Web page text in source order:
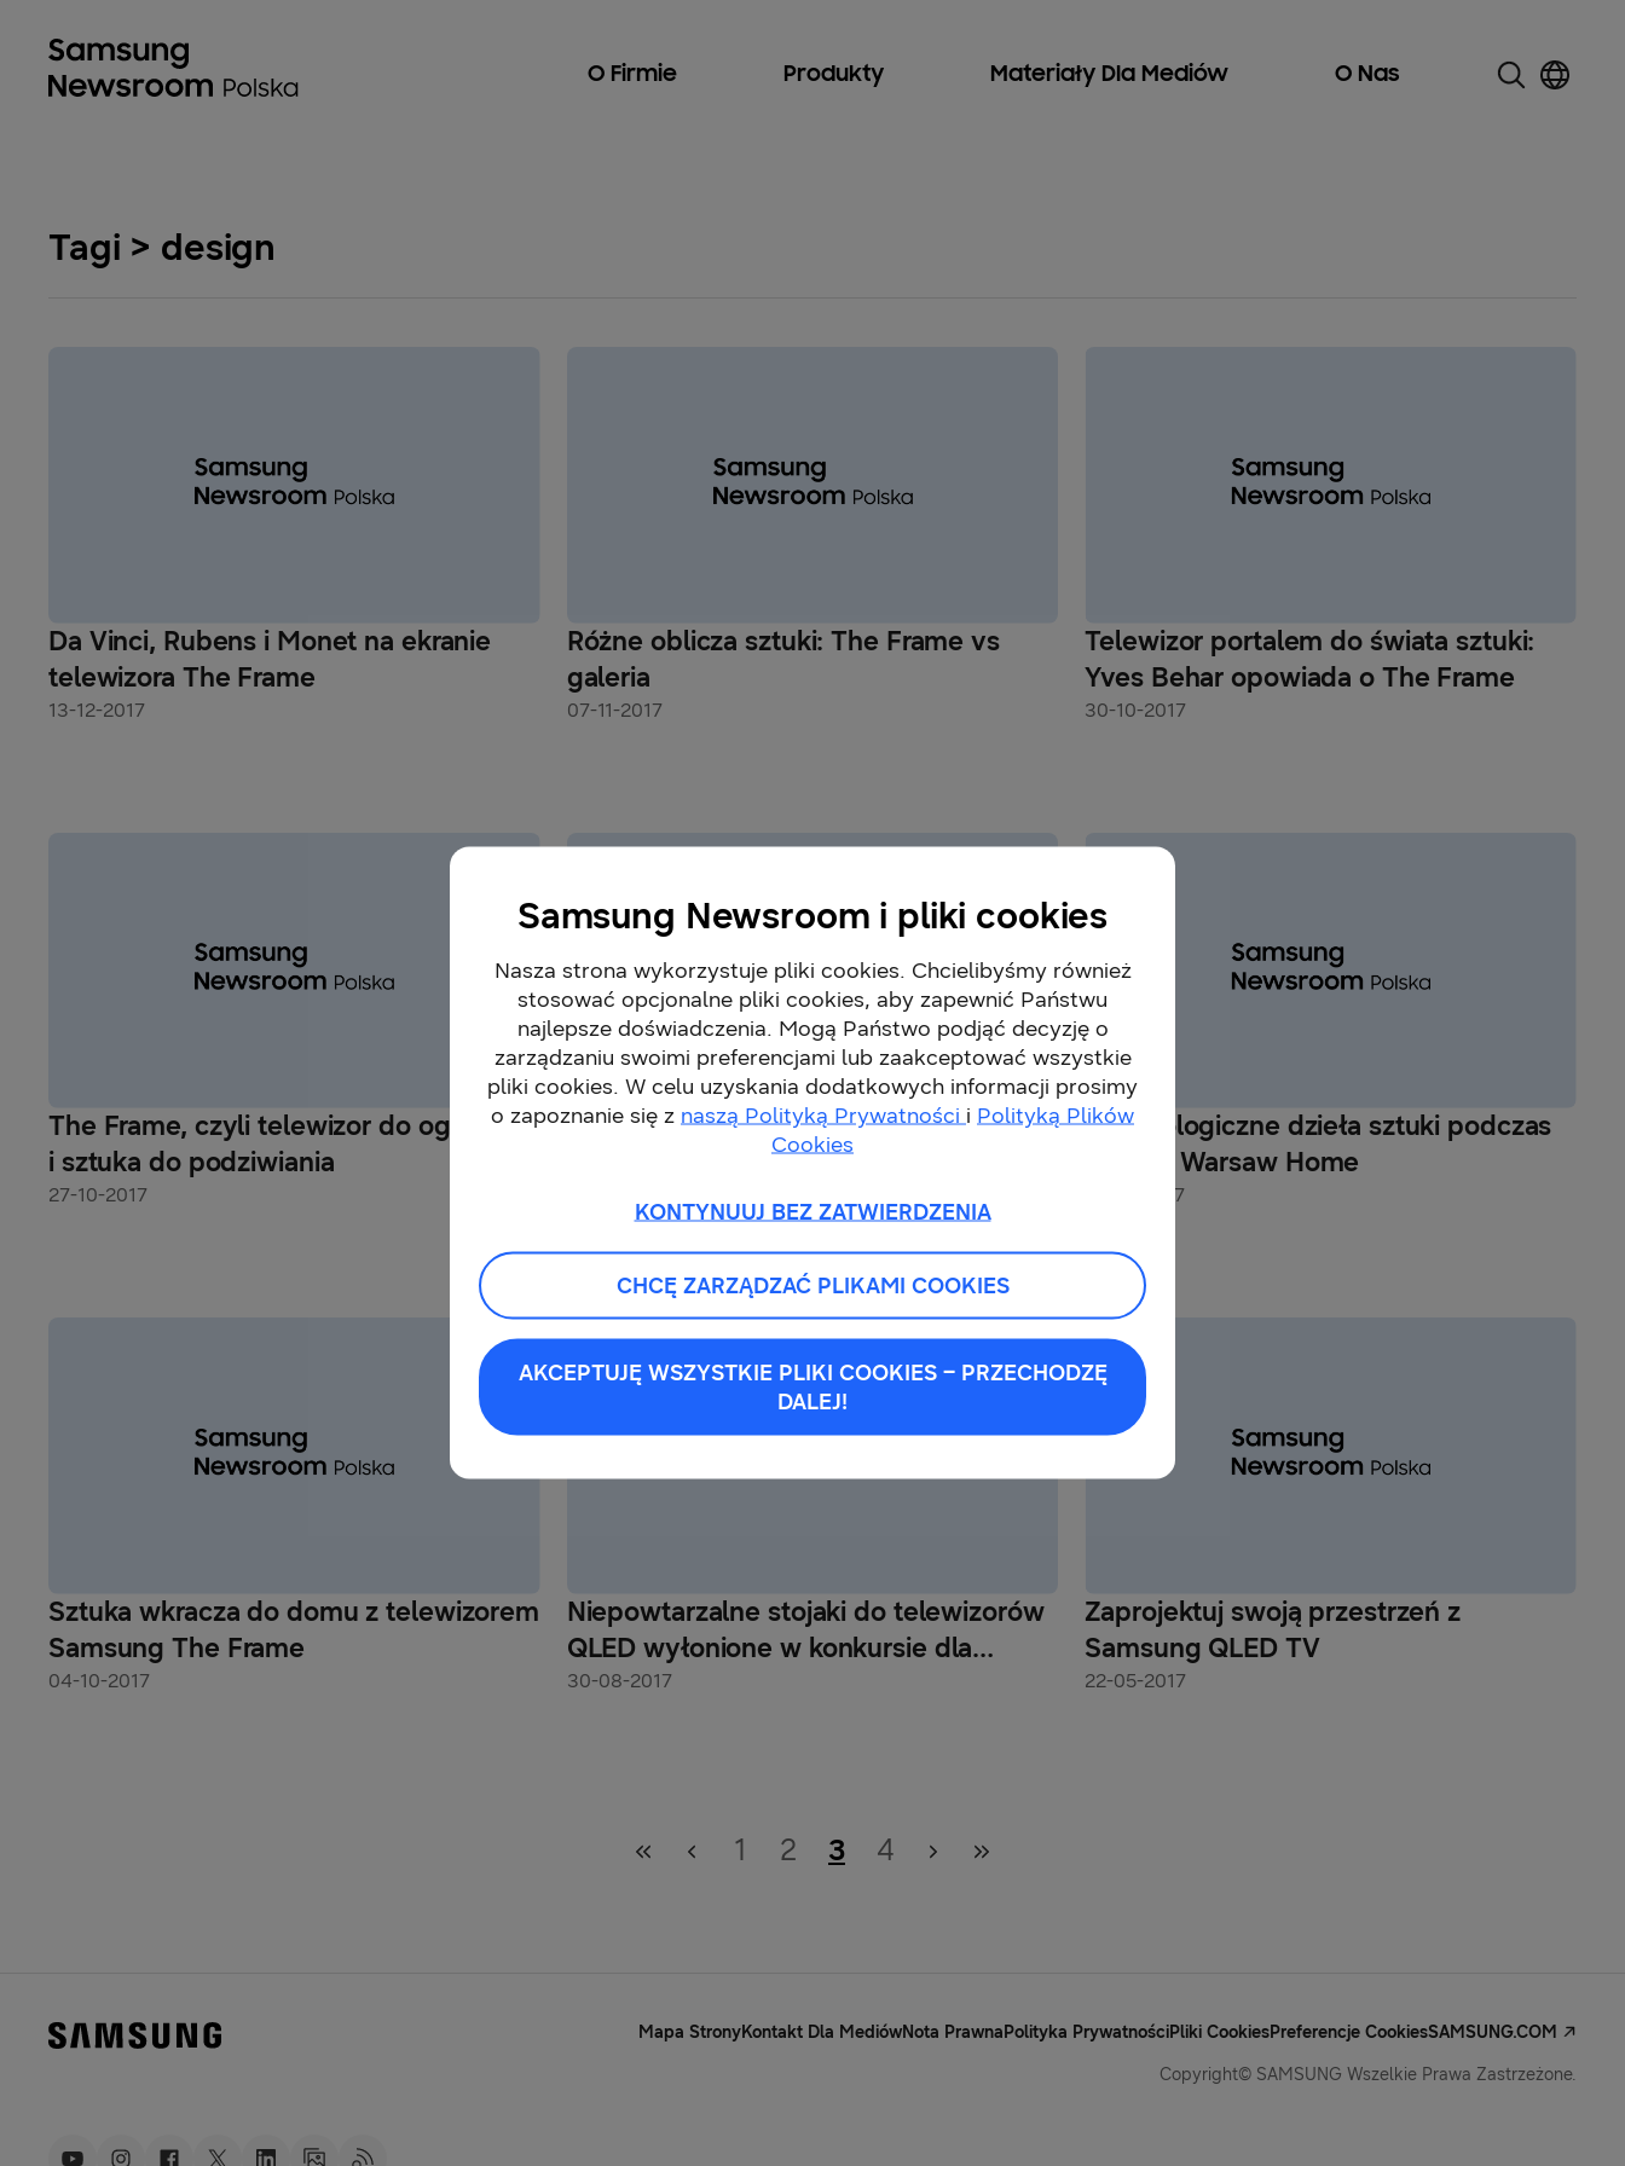
O Firmie Produkty Materiały Dla Mediów O Nas
Tagi > design
Da Vinci, Rubens i Monet na ekranie
telewizora The Frame
13-12-2017
Różne oblicza sztuki: The Frame vs
galeria
07-11-2017
Telewizor portalem do świata sztuki:
Yves Behar opowiada o The Frame
30-10-2017
The Frame, czyli telewizor do oglądania
i sztuka do podziwiania
27-10-2017
Innowacje we wnętrzach
Technologiczne dzieła sztuki podczas
targów Warsaw Home
05-10-2017
Sztuka wkracza do domu z telewizorem
Samsung The Frame
04-10-2017
Niepowtarzalne stojaki do telewizorów
QLED wyłonione w konkursie dla
projektantów
30-08-2017
Zaprojektuj swoją przestrzeń z
Samsung QLED TV
22-05-2017
1 2 3 4
Mapa StronyKontakt Dla MediówNota Prawna Polityka PrywatnościPliki CookiesPreferencje CookiesSAMSUNG.COM
Copyright© SAMSUNG Wszelkie Prawa Zastrzeżone.
Samsung Newsroom i pliki cookies
Nasza strona wykorzystuje pliki cookies. Chcielibyśmy również
stosować opcjonalne pliki cookies, aby zapewnić Państwu
najlepsze doświadczenia. Mogą Państwo podjąć decyzję o
zarządzaniu swoimi preferencjami lub zaakceptować wszystkie
pliki cookies. W celu uzyskania dodatkowych informacji prosimy
o zapoznanie się z naszą Polityką Prywatności i Polityką Plików
Cookies
KONTYNUUJ BEZ ZATWIERDZENIA
CHCĘ ZARZĄDZAĆ PLIKAMI COOKIES
AKCEPTUJĘ WSZYSTKIE PLIKI COOKIES – PRZECHODZĘ
DALEJ!